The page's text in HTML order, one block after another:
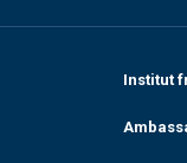
Institut